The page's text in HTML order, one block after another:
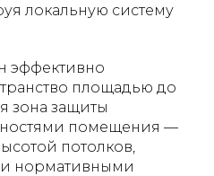
локальную систему
эффективно
площадью до
зона защиты
помещения —
потолков,
нормативными